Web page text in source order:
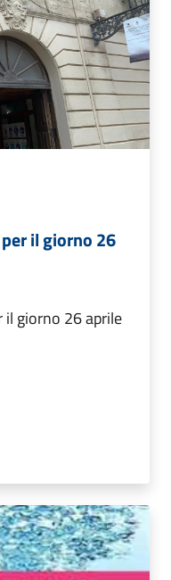
il giorno 26
giorno 26 aprile